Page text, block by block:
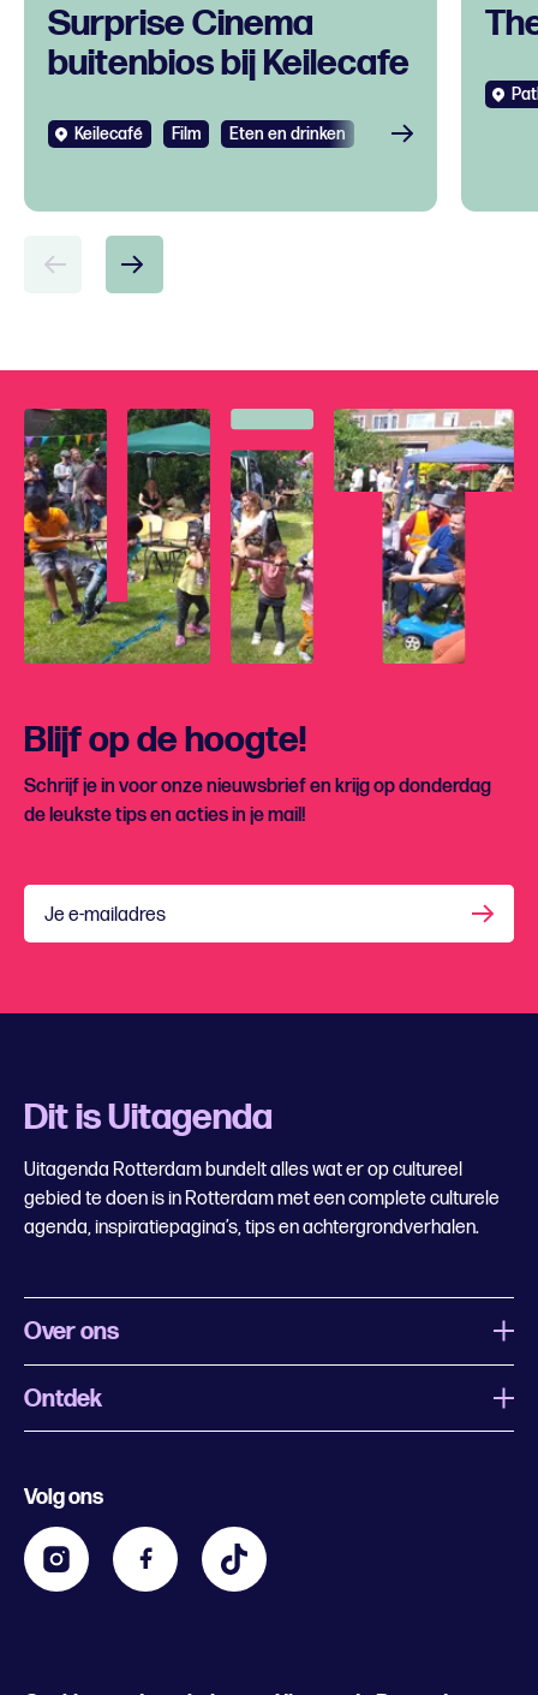
Surprise Cinema
buitenbios bij Keilecafe
Keilecafé Film Eten en drinken
Blijf op de hoogte!
Schrijf je in voor onze nieuwsbrief en krijg op donderdag
de leukste tips en acties in je mail!
Je e-mailadres
Dit is Uitagenda
Uitagenda Rotterdam bundelt alles wat er op cultureel
gebied te doen is in Rotterdam met een complete culturele
agenda, inspiratiepagina’s, tips en achtergrondverhalen.
Over ons
Wat is Uitagenda Rotterdam
Contact
Zakelijk
Ontdek
Kids
Volg ons